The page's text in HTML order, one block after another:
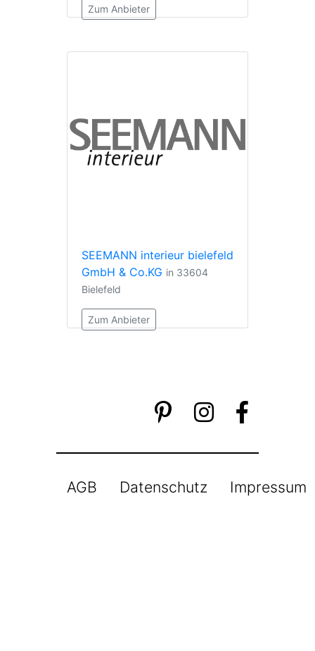
Zum Anbieter
SEEMANN interieur bielefeld
GmbH & Co.KG in 33604
Bielefeld
Zum Anbieter
AGB Datenschutz Impressum